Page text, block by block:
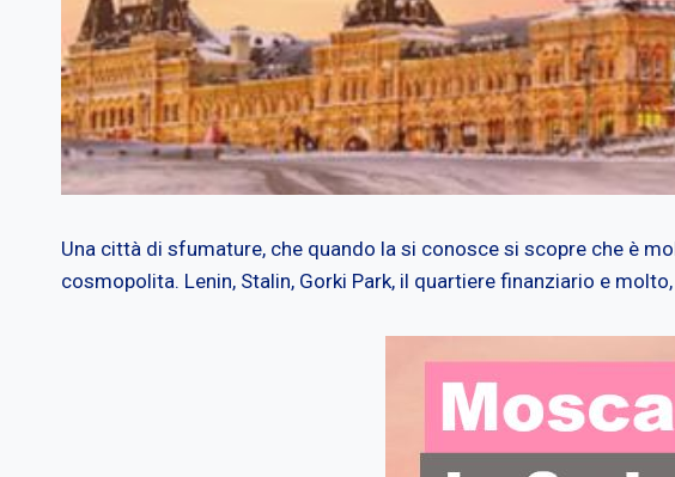
Una città di sfumature, che quando la si conosce si scopre che è
cosmopolita. Lenin, Stalin, Gorki Park, il quartiere finanziario e